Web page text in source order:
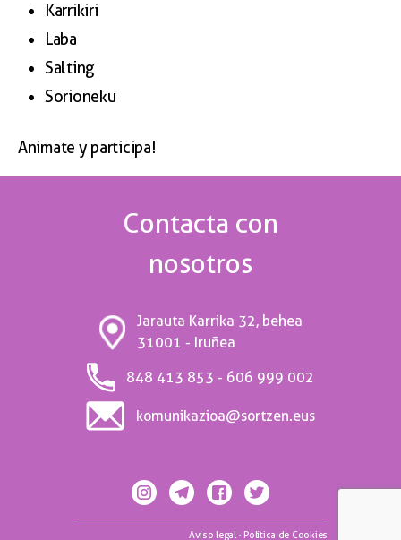
Karrikiri
Laba
Salting
Sorioneku
Animate y participa!
Contacta con
nosotros
Jarauta Karrika 32, behea
31001 - Iruñea
848 413 853 - 606 999 002
komunikazioa@sortzen.eus
Aviso legal·Política de Cookies